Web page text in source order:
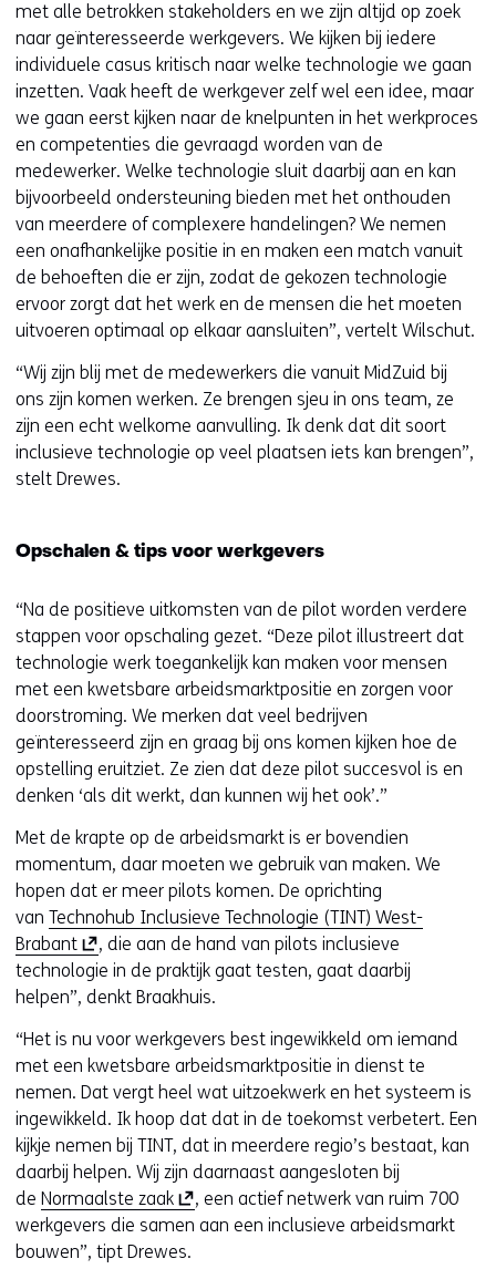
met alle betrokken stakeholders en we zijn altijd op zoek
naar geïnteresseerde werkgevers. We kijken bij iedere
individuele casus kritisch naar welke technologie we gaan
inzetten. Vaak heeft de werkgever zelf wel een idee, maar
we gaan eerst kijken naar de knelpunten in het werkproces
en competenties die gevraagd worden van de
medewerker. Welke technologie sluit daarbij aan en kan
bijvoorbeeld ondersteuning bieden met het onthouden
van meerdere of complexere handelingen? We nemen
een onafhankelijke positie in en maken een match vanuit
de behoeften die er zijn, zodat de gekozen technologie
ervoor zorgt dat het werk en de mensen die het moeten
uitvoeren optimaal op elkaar aansluiten”, vertelt Wilschut.
“Wij zijn blij met de medewerkers die vanuit MidZuid bij
ons zijn komen werken. Ze brengen sjeu in ons team, ze
zijn een echt welkome aanvulling. Ik denk dat dit soort
inclusieve technologie op veel plaatsen iets kan brengen”,
stelt Drewes.
Opschalen & tips voor werkgevers
“Na de positieve uitkomsten van de pilot worden verdere
stappen voor opschaling gezet. “Deze pilot illustreert dat
technologie werk toegankelijk kan maken voor mensen
met een kwetsbare arbeidsmarktpositie en zorgen voor
doorstroming. We merken dat veel bedrijven
geïnteresseerd zijn en graag bij ons komen kijken hoe de
opstelling eruitziet. Ze zien dat deze pilot succesvol is en
denken ‘als dit werkt, dan kunnen wij het ook’.”
Met de krapte op de arbeidsmarkt is er bovendien
momentum, daar moeten we gebruik van maken. We
hopen dat er meer pilots komen. De oprichting
van Technohub Inclusieve Technologie (TINT) West-
Brabant(
o
p
n
t
n
n
e
u
w
, die aan de hand van pilots inclusieve
technologie in de praktijk gaat testen, gaat daarbij
helpen”, denkt Braakhuis.
“Het is nu voor werkgevers best ingewikkeld om iemand
met een kwetsbare arbeidsmarktpositie in dienst te
nemen. Dat vergt heel wat uitzoekwerk en het systeem is
ingewikkeld. Ik hoop dat dat in de toekomst verbetert. Een
kijkje nemen bij TINT, dat in meerdere regio’s bestaat, kan
daarbij helpen. Wij zijn daarnaast aangesloten bij
de Normaalste zaak(
o
p
, een actief netwerk van ruim 700
werkgevers die samen aan een inclusieve arbeidsmarkt
bouwen”, tipt Drewes.